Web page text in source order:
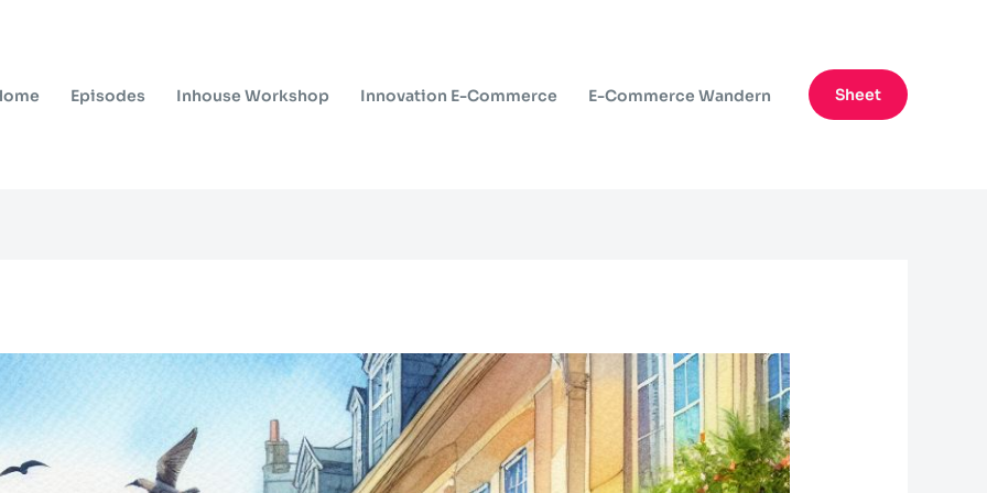
Episodes Inhouse Workshop Innovation E-Commerce E-Commerce Wandern Sheet